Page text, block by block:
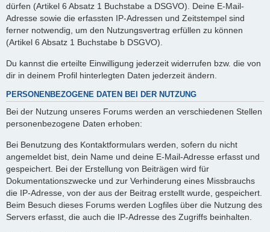
dürfen (Artikel 6 Absatz 1 Buchstabe a DSGVO). Deine E-Mail-
Adresse sowie die erfassten IP-Adressen und Zeitstempel sind
ferner notwendig, um den Nutzungsvertrag erfüllen zu können
(Artikel 6 Absatz 1 Buchstabe b DSGVO).
Du kannst die erteilte Einwilligung jederzeit widerrufen bzw. die von
dir in deinem Profil hinterlegten Daten jederzeit ändern.
PERSONENBEZOGENE DATEN BEI DER NUTZUNG
Bei der Nutzung unseres Forums werden an verschiedenen Stellen
personenbezogene Daten erhoben:
Bei Benutzung des Kontaktformulars werden, sofern du nicht
angemeldet bist, dein Name und deine E-Mail-Adresse erfasst und
gespeichert. Bei der Erstellung von Beiträgen wird für
Dokumentationszwecke und zur Verhinderung eines Missbrauchs
die IP-Adresse, von der aus der Beitrag erstellt wurde, gespeichert.
Beim Besuch dieses Forums werden Logfiles über die Nutzung des
Servers erfasst, die auch die IP-Adresse des Zugriffs beinhalten.